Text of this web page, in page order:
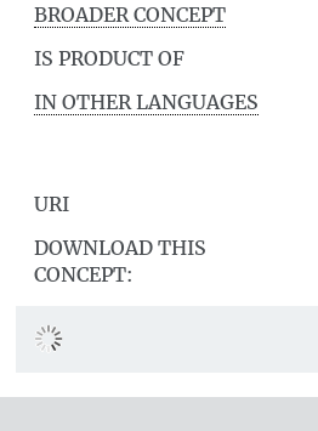
BROADER CONCEPT
IS PRODUCT OF
IN OTHER LANGUAGES
URI
DOWNLOAD THIS
CONCEPT: